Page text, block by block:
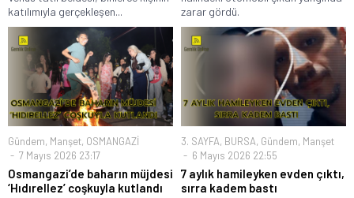
katılımıyla gerçekleşen...
zarar gördü.
Gündem, Manşet, OSMANGAZİ
7 Mayıs 2026 23:17
Osmangazi’de baharın müjdesi
‘Hıdırellez’ coşkuyla kutlandı
3. SAYFA, BURSA, Gündem, Manşet
6 Mayıs 2026 22:55
7 aylık hamileyken evden çıktı,
sırra kadem bastı